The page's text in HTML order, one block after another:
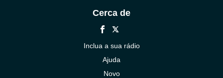
Cerca de
Inclua a sua rádio
Ajuda
Novo